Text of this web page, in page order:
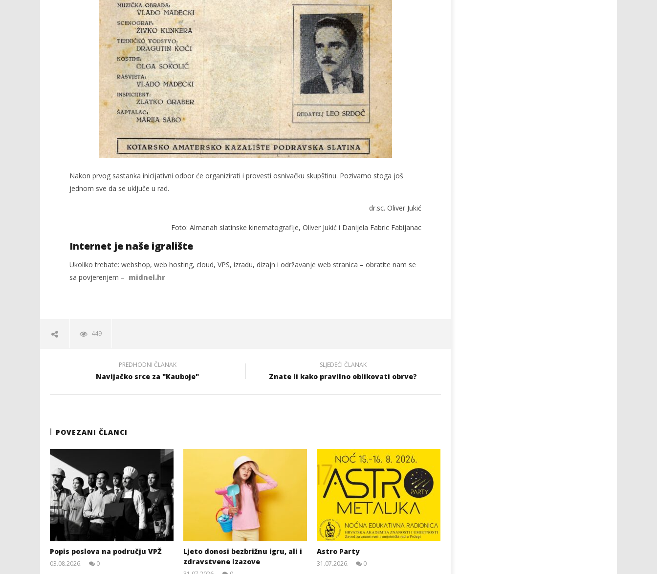
Nakon prvog sastanka inicijativni odbor će organizirati i provesti osnivačku skupštinu. Pozivamo stoga još
jednom sve da se uključe u rad.
dr.sc. Oliver Jukić
Foto: Almanah slatinske kinematografije, Oliver Jukić i Danijela Fabric Fabijanac
Internet je naše igralište
Ukoliko trebate: webshop, web hosting, cloud, VPS, izradu, dizajn i održavanje web stranica – obratite nam se
sa povjerenjem – midnel.hr
449
PREDHODNI ČLANAK
Navijačko srce za "Kauboje"
SLJEDEĆI ČLANAK
Znate li kako pravilno oblikovati obrve?
POVEZANI ČLANCI
Popis poslova na području VPŽ
03.08.2026.
0
Ljeto donosi bezbrižnu igru, ali i
zdravstvene izazove
Astro Party
31.07.2026.
0